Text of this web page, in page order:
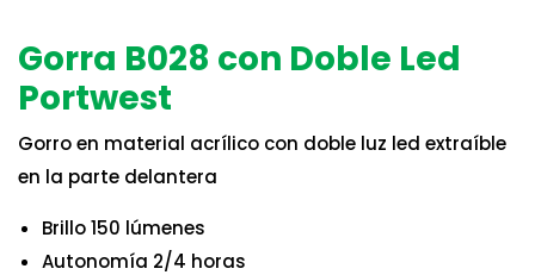
Gorra B028 con Doble Led
Portwest
Gorro en material acrílico con doble luz led extraíble
en la parte delantera
Brillo 150 lúmenes
Autonomía 2/4 horas